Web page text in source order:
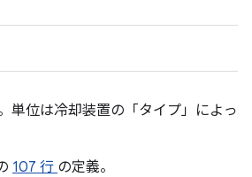
単位は冷却装置の「タイプ」によっ
107 行 の定義。